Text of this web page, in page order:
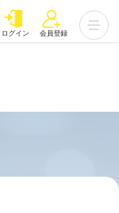
ログイン 会員登録